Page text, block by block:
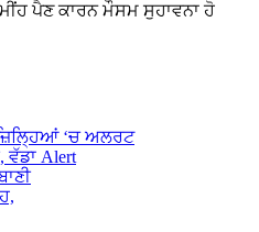
ਪੈਣ ਕਾਰਨ ਮੌਸਮ ਸੁਹਾਵਨਾ ਹੋ
ਜ਼ਿਲ੍ਹਿਆਂ ‘ਚ ਅਲਰਟ
ਵੱਡਾ Alert